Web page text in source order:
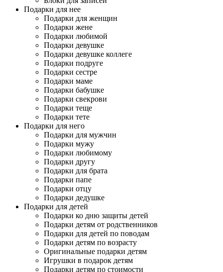
Подарки для нее
Подарки для женщин
Подарки жене
Подарки любимой
Подарки девушке
Подарки девушке коллеге
Подарки подруге
Подарки сестре
Подарки маме
Подарки бабушке
Подарки свекрови
Подарки теще
Подарки тете
Подарки для него
Подарки для мужчин
Подарки мужу
Подарки любимому
Подарки другу
Подарки для брата
Подарки папе
Подарки отцу
Подарки дедушке
Подарки для детей
Подарки ко дню защиты детей
Подарки детям от родственников
Подарки для детей по поводам
Подарки детям по возрасту
Оригинальные подарки детям
Игрушки в подарок детям
Подарки детям по стоимости